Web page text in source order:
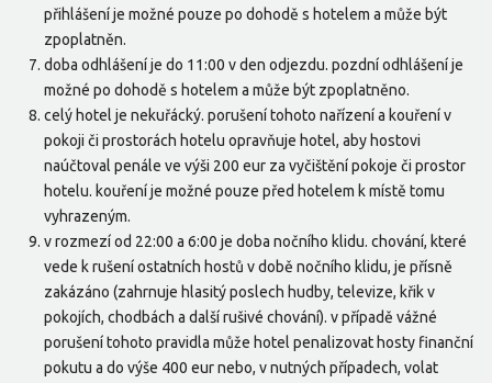
přihlášení je možné pouze po dohodě s hotelem a může být
zpoplatněn.
doba odhlášení je do 11:00 v den odjezdu. pozdní odhlášení je
možné po dohodě s hotelem a může být zpoplatněno.
celý hotel je nekuřácký. porušení tohoto nařízení a kouření v
pokoji či prostorách hotelu opravňuje hotel, aby hostovi
naúčtoval penále ve výši 200 eur za vyčištění pokoje či prostor
hotelu. kouření je možné pouze před hotelem k místě tomu
vyhrazeným.
v rozmezí od 22:00 a 6:00 je doba nočního klidu. chování, které
vede k rušení ostatních hostů v době nočního klidu, je přísně
zakázáno (zahrnuje hlasitý poslech hudby, televize, křik v
pokojích, chodbách a další rušivé chování). v případě vážné
porušení tohoto pravidla může hotel penalizovat hosty finanční
pokutu a do výše 400 eur nebo, v nutných případech, volat